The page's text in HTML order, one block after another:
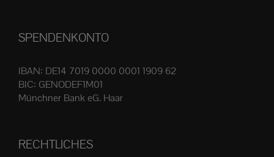
SPENDENKONTO
IBAN: DE14 7019 0000 0001 1909 62
BIC: GENODEF1M01
Münchner Bank eG. Haar
RECHTLICHES